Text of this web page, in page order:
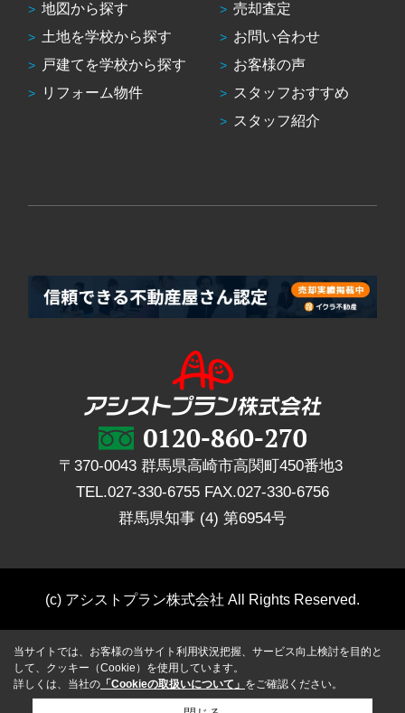
地図から探す
土地を学校から探す
戸建てを学校から探す
リフォーム物件
売却査定
お問い合わせ
お客様の声
スタッフおすすめ
スタッフ紹介
〒370-0043 群馬県高崎市高関町450番地3
TEL.027-330-6755 FAX.027-330-6756
群馬県知事 (4) 第6954号
(c) アシストプラン株式会社 All Rights Reserved.
当サイトでは、お客様の当サイト利用状況把握、サービス向上検討を目的と
して、クッキー（Cookie）を使用しています。
詳しくは、当社の 「Cookieの取扱いについて」 をご確認ください。